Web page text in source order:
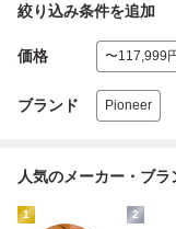
絞り込み条件を追加
価格 〜117,999
ブランド Pioneer
人気のメーカー・ブラ
1 2